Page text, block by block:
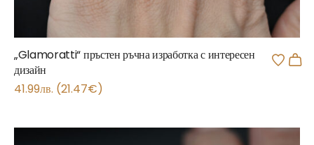
„Glamoratti“ пръстен ръчна изработка с интересен
дизайн
41.99лв. (21.47€)